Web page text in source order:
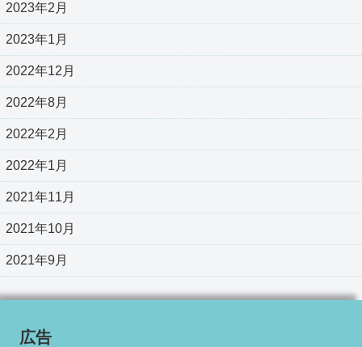
2023年2月
2023年1月
2022年12月
2022年8月
2022年2月
2022年1月
2021年11月
2021年10月
2021年9月
広告